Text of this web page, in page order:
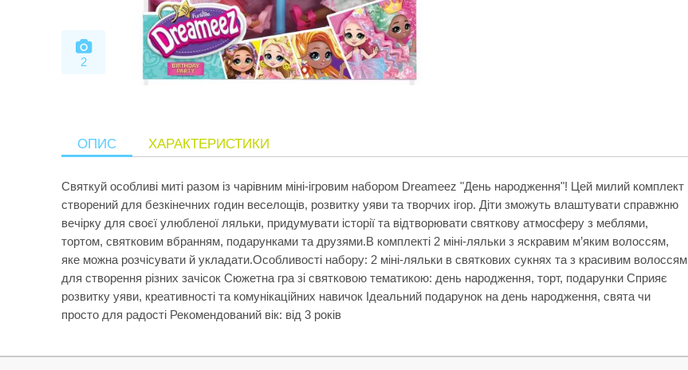
2
ОПИС ХАРАКТЕРИСТИКИ
Святкуй особливі миті разом із чарівним міні-ігровим набором Dreameez "День народження"! Цей милий комплект
створений для безкінечних годин веселощів, розвитку уяви та творчих ігор. Діти зможуть влаштувати справжню
вечірку для своєї улюбленої ляльки, придумувати історії та відтворювати святкову атмосферу з меблями,
тортом, святковим вбранням, подарунками та друзями.В комплекті 2 міні-ляльки з яскравим м’яким волоссям,
яке можна розчісувати й укладати.Особливості набору: 2 міні-ляльки в святкових сукнях та з красивим волоссям
для створення різних зачісок Сюжетна гра зі святковою тематикою: день народження, торт, подарунки Сприяє
розвитку уяви, креативності та комунікаційних навичок Ідеальний подарунок на день народження, свята чи
просто для радості Рекомендований вік: від 3 років